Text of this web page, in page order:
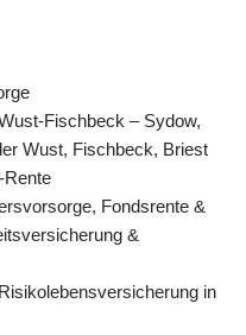
Fischbeck – Sydow,
Wust, Fischbeck, Briest
Rente
Fondsrente &
&
in